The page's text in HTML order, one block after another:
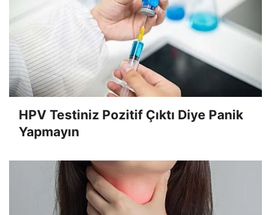
HPV Testiniz Pozitif Çıktı Diye Panik
Yapmayın